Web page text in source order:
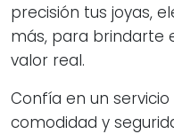
precisión tus joyas,
más, para brindarte
valor real.
Confía en un
comodidad y